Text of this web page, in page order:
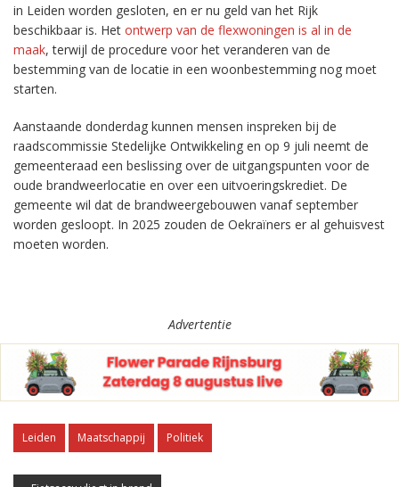
in Leiden worden gesloten, en er nu geld van het Rijk
beschikbaar is. Het ontwerp van de flexwoningen is al in de
maak, terwijl de procedure voor het veranderen van de
bestemming van de locatie in een woonbestemming nog moet
starten.
Aanstaande donderdag kunnen mensen inspreken bij de
raadscommissie Stedelijke Ontwikkeling en op 9 juli neemt de
gemeenteraad een beslissing over de uitgangspunten voor de
oude brandweerlocatie en over een uitvoeringskrediet. De
gemeente wil dat de brandweergebouwen vanaf september
worden gesloopt. In 2025 zouden de Oekraïners er al gehuisvest
moeten worden.
Advertentie
Leiden Maatschappij Politiek